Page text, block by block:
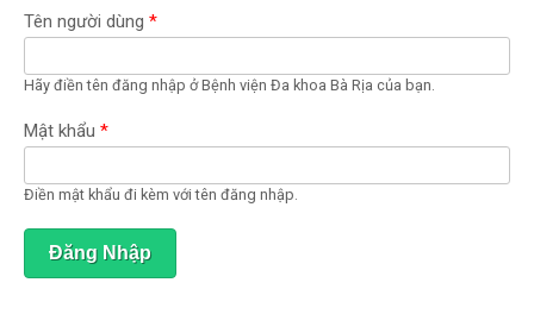
a
b
o
đ
n
)
Tên người dùng *
Hãy điền tên đăng nhập ở Bệnh viện Đa khoa Bà Rịa của bạn.
Mật khẩu *
Điền mật khẩu đi kèm với tên đăng nhập.